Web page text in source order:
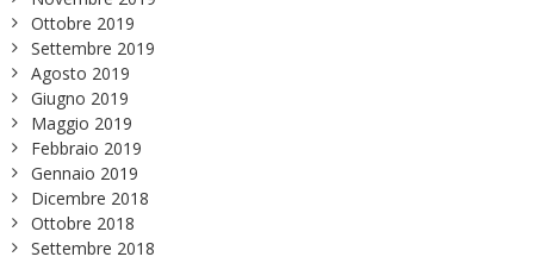
Ottobre 2019
Settembre 2019
Agosto 2019
Giugno 2019
Maggio 2019
Febbraio 2019
Gennaio 2019
Dicembre 2018
Ottobre 2018
Settembre 2018